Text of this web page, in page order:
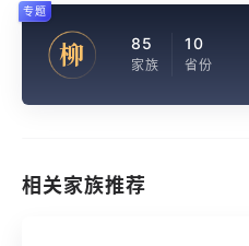
柳 85
家族
10
省份
专题
相关家族推荐